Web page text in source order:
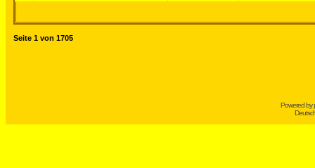
Seite 1 von 1705
Powered by